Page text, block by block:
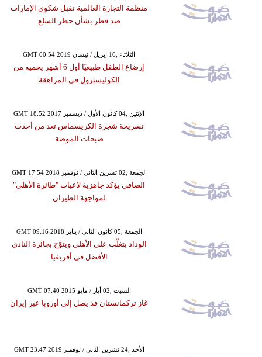
منظمة التجارة العالمية تقبل شكوى الإمارات
ضد قطر بشأن حظر السلع
GMT 00:54 2019 الثلاثاء ,16 إبريل / نيسان
إرضاع الطفل طبيعيًا أول 6 أشهر يحميه من
الكوليسترول في المراهقة
GMT 18:52 2017 الإثنين ,04 كانون الأول / ديسمبر
تسريحة شجرة الكريسماس تعد من أحدث
صيحات الموضة
GMT 17:54 2018 الجمعة ,02 تشرين الثاني / نوفمبر
الصافي يؤكد جاهزية لاعبات "طائرة الأهلي"
لمواجهة الطيران
GMT 09:16 2018 الجمعة ,05 كانون الثاني / يناير
الوداد يتغلّب على الأهلي ويتوّج بجائزة النادي
الأفضل في أفريقيا
GMT 07:40 2015 السبت ,02 أيار / مايو
غاز تركمانستان قد يصل إلى أوروبا عبر إيران
GMT 23:47 2019 الأحد ,24 تشرين الثاني / نوفمبر